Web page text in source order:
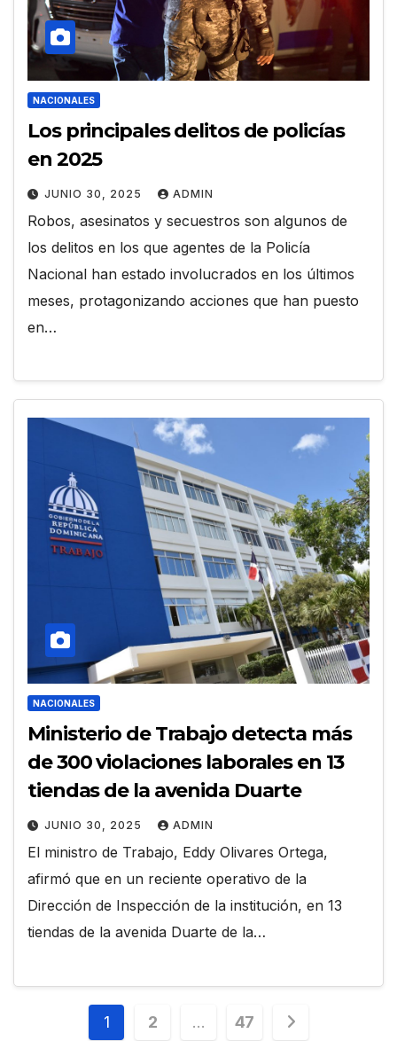
NACIONALES
Los principales delitos de policías
en 2025
JUNIO 30, 2025 ADMIN
Robos, asesinatos y secuestros son algunos de
los delitos en los que agentes de la Policía
Nacional han estado involucrados en los últimos
meses, protagonizando acciones que han puesto
en…
NACIONALES
Ministerio de Trabajo detecta más
de 300 violaciones laborales en 13
tiendas de la avenida Duarte
JUNIO 30, 2025 ADMIN
El ministro de Trabajo, Eddy Olivares Ortega,
afirmó que en un reciente operativo de la
Dirección de Inspección de la institución, en 13
tiendas de la avenida Duarte de la…
Paginación
1 2 … 47